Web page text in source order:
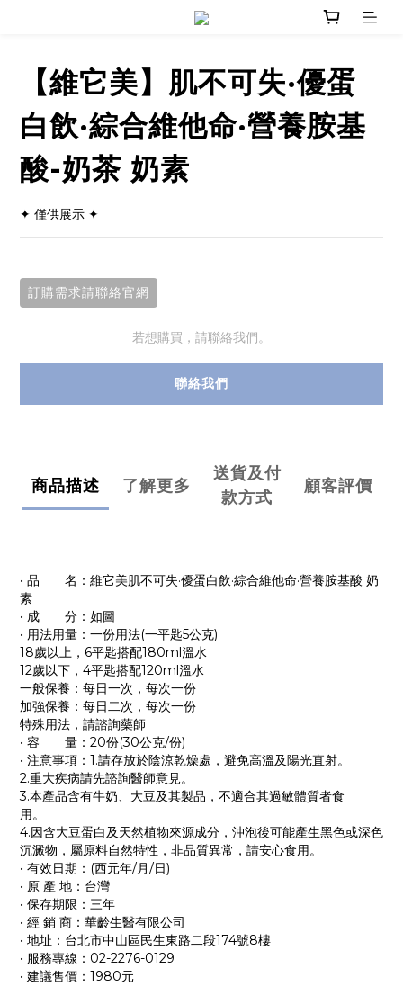
【維它美】肌不可失·優蛋
白飲·綜合維他命·營養胺基
酸-奶茶 奶素
✦ 僅供展示 ✦
訂購需求請聯絡官網
若想購買，請聯絡我們。
聯絡我們
商品描述 了解更多
送貨及付
款方式
顧客評價
• 品 名：維它美肌不可失·優蛋白飲·綜合維他命·營養胺基酸 奶
素
• 成 分：如圖
• 用法用量：一份用法(一平匙5公克)
18歲以上，6平匙搭配180ml溫水
12歲以下，4平匙搭配120ml溫水
一般保養：每日一次，每次一份
加強保養：每日二次，每次一份
特殊用法，請諮詢藥師
• 容 量：20份(30公克/份)
• 注意事項：1.請存放於陰涼乾燥處，避免高溫及陽光直射。
2.重大疾病請先諮詢醫師意見。
3.本產品含有牛奶、大豆及其製品，不適合其過敏體質者食
用。
4.因含大豆蛋白及天然植物來源成分，沖泡後可能產生黑色或深色
沉澱物，屬原料自然特性，非品質異常，請安心食用。
• 有效日期：(西元年/月/日)
• 原 產 地：台灣
• 保存期限：三年
• 經 銷 商：華齡生醫有限公司
• 地址：台北市中山區民生東路二段174號8樓
• 服務專線：02-2276-0129
• 建議售價：1980元